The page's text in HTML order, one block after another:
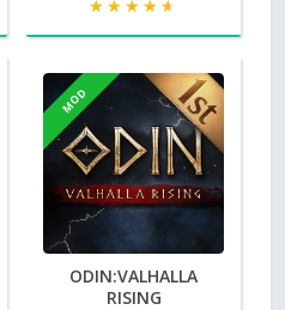
★★★★★
★★★★★
MOD
ODIN:VALHALLA
RISING